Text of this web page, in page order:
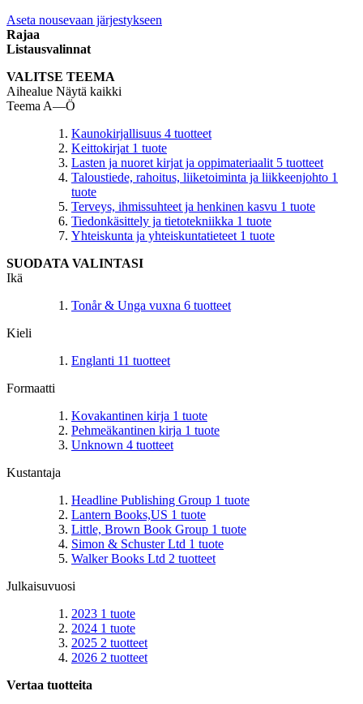
Aseta nousevaan järjestykseen
Rajaa
Listausvalinnat
VALITSE TEEMA
Aihealue Näytä kaikki
Teema A—Ö
Kaunokirjallisuus 4 tuotteet
Keittokirjat 1 tuote
Lasten ja nuoret kirjat ja oppimateriaalit 5 tuotteet
Taloustiede, rahoitus, liiketoiminta ja liikkeenjohto 1
tuote
Terveys, ihmissuhteet ja henkinen kasvu 1 tuote
Tiedonkäsittely ja tietotekniikka 1 tuote
Yhteiskunta ja yhteiskuntatieteet 1 tuote
SUODATA VALINTASI
Ikä
Tonår & Unga vuxna 6 tuotteet
Kieli
Englanti 11 tuotteet
Formaatti
Kovakantinen kirja 1 tuote
Pehmeäkantinen kirja 1 tuote
Unknown 4 tuotteet
Kustantaja
Headline Publishing Group 1 tuote
Lantern Books,US 1 tuote
Little, Brown Book Group 1 tuote
Simon & Schuster Ltd 1 tuote
Walker Books Ltd 2 tuotteet
Julkaisuvuosi
2023 1 tuote
2024 1 tuote
2025 2 tuotteet
2026 2 tuotteet
Vertaa tuotteita